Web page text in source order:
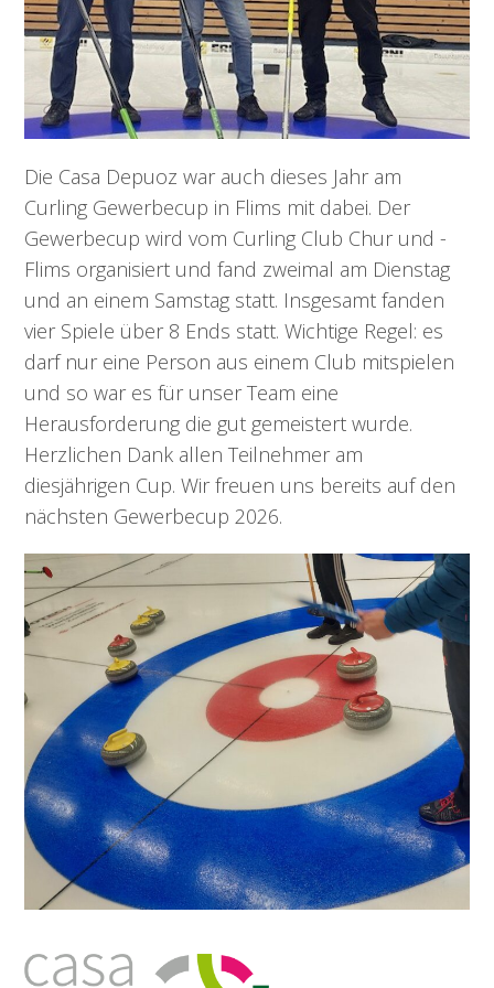
Die Casa Depuoz war auch dieses Jahr am
Curling Gewerbecup in Flims mit dabei. Der
Gewerbecup wird vom Curling Club Chur und -
Flims organisiert und fand zweimal am Dienstag
und an einem Samstag statt. Insgesamt fanden
vier Spiele über 8 Ends statt. Wichtige Regel: es
darf nur eine Person aus einem Club mitspielen
und so war es für unser Team eine
Herausforderung die gut gemeistert wurde.
Herzlichen Dank allen Teilnehmer am
diesjährigen Cup. Wir freuen uns bereits auf den
nächsten Gewerbecup 2026.